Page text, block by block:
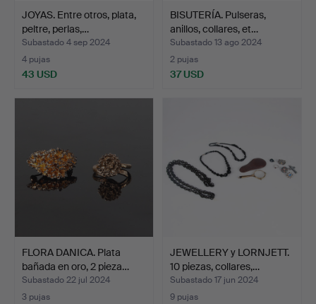
JOYAS. Entre otros, plata,
peltre, perlas,…
Subastado 4 sep 2024
4 pujas
43 USD
BISUTERÍA. Pulseras,
anillos, collares, et…
Subastado 13 ago 2024
2 pujas
37 USD
FLORA DANICA. Plata
bañada en oro, 2 pieza…
Subastado 22 jul 2024
3 pujas
JEWELLERY y LORNJETT.
10 piezas, collares,…
Subastado 17 jun 2024
9 pujas